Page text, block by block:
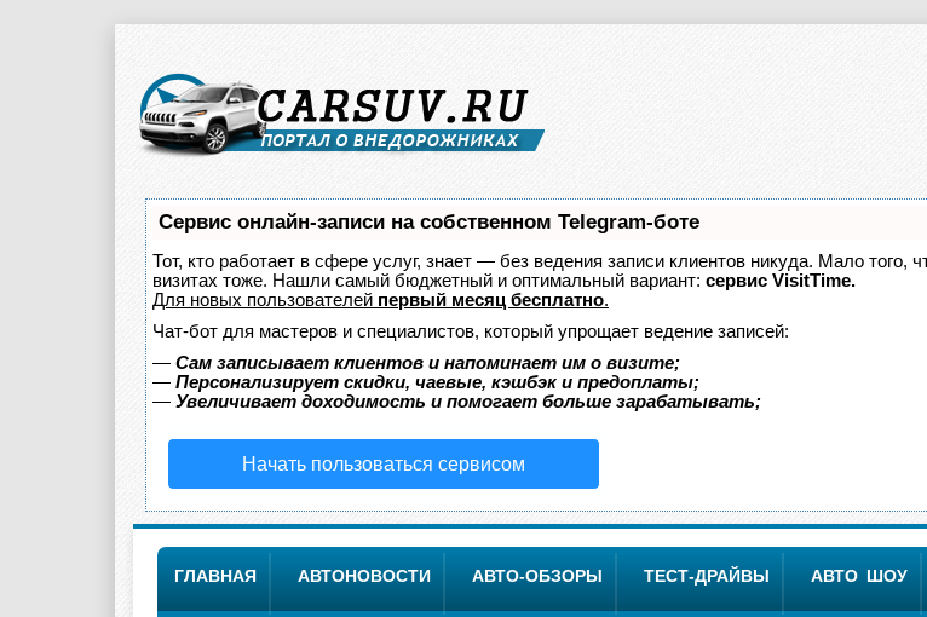
Сервис онлайн-записи на собственном Telegram-боте
Тот, кто работает в сфере услуг, знает — без ведения записи клиентов никуда. Мало того,
визитах тоже. Нашли самый бюджетный и оптимальный вариант: сервис VisitTime.
Для новых пользователей первый месяц бесплатно.
Чат-бот для мастеров и специалистов, который упрощает ведение записей:
— Сам записывает клиентов и напоминает им о визите;
— Персонализирует скидки, чаевые, кэшбэк и предоплаты;
— Увеличивает доходимость и помогает больше зарабатывать;
Начать пользоваться сервисом
ГЛАВНАЯ АВТОНОВОСТИ АВТО-ОБЗОРЫ ТЕСТ-ДРАЙВЫ АВТО ШОУ